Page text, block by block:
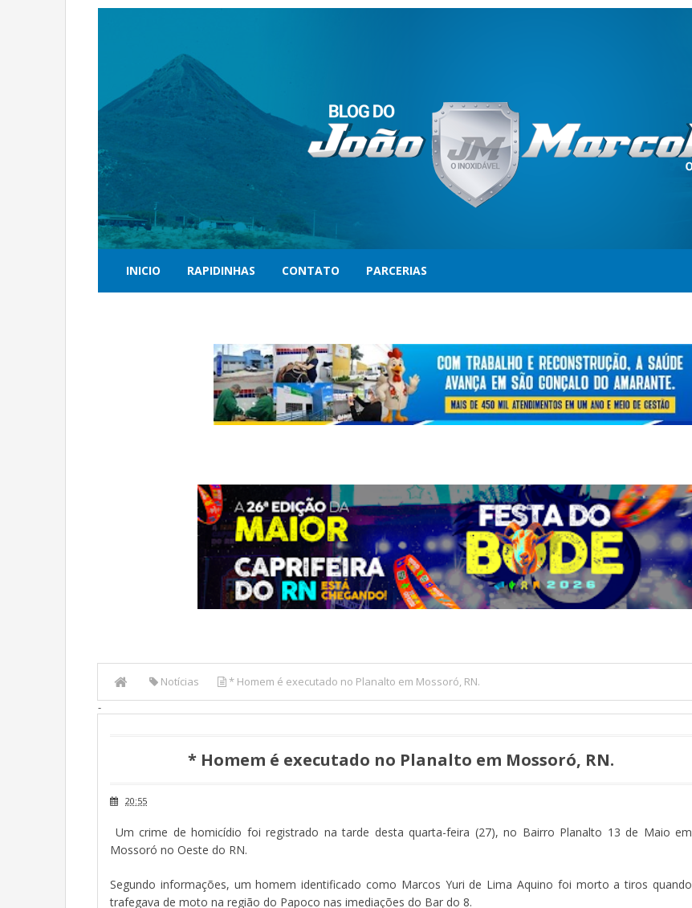
INICIO RAPIDINHAS CONTATO PARCERIAS
Notícias
* Homem é executado no Planalto em Mossoró, RN.
-
* Homem é executado no Planalto em Mossoró, RN.
20:55
Um crime de homicídio foi registrado na tarde desta quarta-feira (27), no Bairro Planalto 13 de Maio em
Mossoró no Oeste do RN.
Segundo informações, um homem identificado como Marcos Yuri de Lima Aquino foi morto a tiros quando
trafegava de moto na região do Papoco nas imediações do Bar do 8.